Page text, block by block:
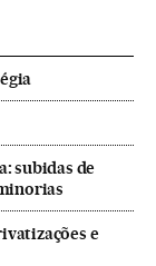
subidas de
e